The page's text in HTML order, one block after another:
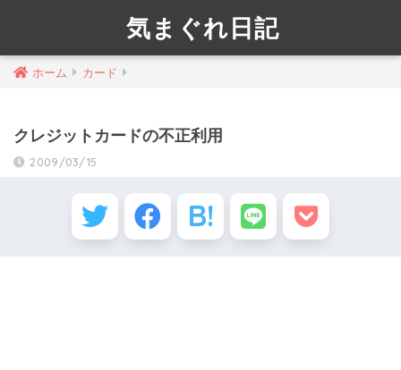
気まぐれ日記
ホーム カード
クレジットカードの不正利用
2009/03/15